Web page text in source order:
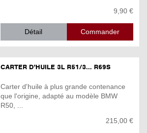
9,90 €
Détail
CARTER D'HUILE 3L R51/3... R69S
Carter d'huile à plus grande contenance
que l'origine, adapté au modèle BMW
R50, ...
215,00 €